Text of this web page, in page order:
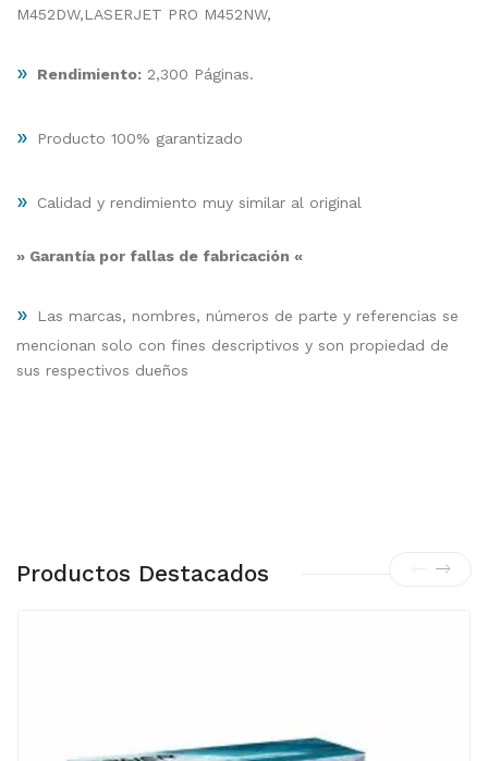
M452DW,LASERJET PRO M452NW,
» Rendimiento: 2,300 Páginas.
» Producto 100% garantizado
» Calidad y rendimiento muy similar al original
» Garantía por fallas de fabricación «
»
Las marcas, nombres, números de parte y referencias se
mencionan solo con fines descriptivos y son propiedad de
sus respectivos dueños
Productos Destacados